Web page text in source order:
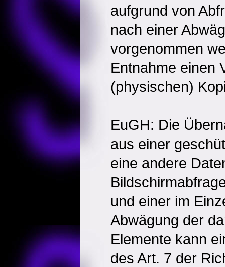
aufgrund von
nach einer
vorgenommen
Entnahme einen
(physischen)
EuGH: Die
aus einer
eine andere
und einer im
Abwägung der
Elemente kann
des Art. 7 der